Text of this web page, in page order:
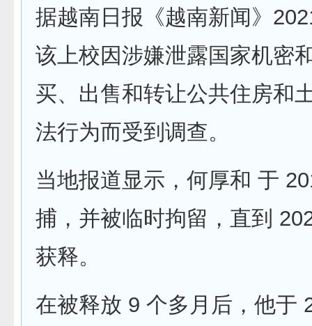
据越南日报《越南新闻》
该上校因涉嫌泄露国家机密
买、出售和转让公共住房和
法行为而受到调查。
当地报道显示，何厚和 于
捕，并被临时拘留，直到
获释。
在被释放 9 个多月后，他于